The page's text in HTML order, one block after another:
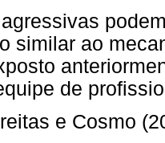
similar ao
de
e Cosmo